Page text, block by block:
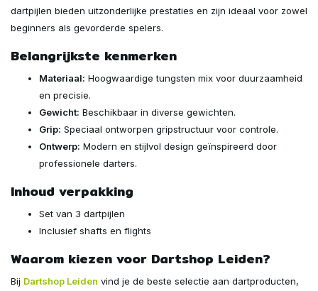
dartpijlen bieden uitzonderlijke prestaties en zijn ideaal voor zowel
beginners als gevorderde spelers.
Belangrijkste kenmerken
Materiaal: Hoogwaardige tungsten mix voor duurzaamheid
en precisie.
Gewicht: Beschikbaar in diverse gewichten.
Grip: Speciaal ontworpen gripstructuur voor controle.
Ontwerp: Modern en stijlvol design geïnspireerd door
professionele darters.
Inhoud verpakking
Set van 3 dartpijlen
Inclusief shafts en flights
Waarom kiezen voor Dartshop Leiden?
Bij Dartshop Leiden vind je de beste selectie aan dartproducten,